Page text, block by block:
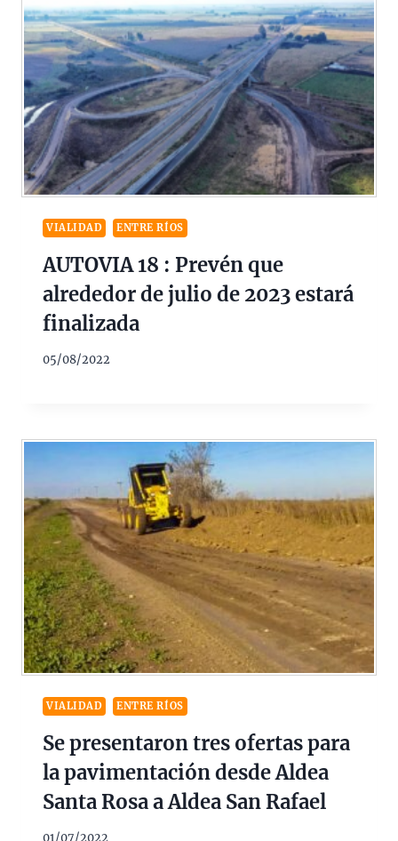
VIALIDAD ENTRE RÍOS
AUTOVIA 18 : Prevén que
alrededor de julio de 2023 estará
finalizada
05/08/2022
VIALIDAD ENTRE RÍOS
Se presentaron tres ofertas para
la pavimentación desde Aldea
Santa Rosa a Aldea San Rafael
01/07/2022